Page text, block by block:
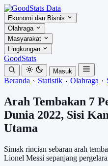
Ekonomi dan Bisnis
Olahraga
Masyarakat
Lingkungan
GoodStats
Masuk
Beranda Statistik Olahraga
Arah Tembakan 7
Dunia 2022, Sisi
Utama
Simak rincian sebaran arah
Lionel Messi sepanjang